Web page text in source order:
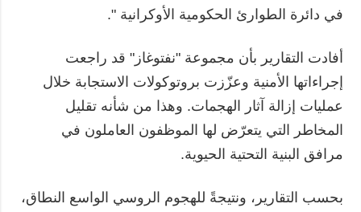
في دائرة الطوارئ الحكومية الأوكرانية ".
أفادت التقارير بأن مجموعة "نفتوغاز" قد راجعت
إجراءاتها الأمنية وعزّزت بروتوكولات الاستجابة خلال
عمليات إزالة آثار الهجمات. وهذا من شأنه تقليل
المخاطر التي يتعرّض لها الموظفون العاملون في
مرافق البنية التحتية الحيوية.
بحسب التقارير، ونتيجةً للهجوم الروسي الواسع النطاق،